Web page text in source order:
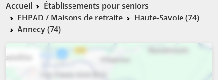
Accueil
Établissements pour seniors
EHPAD / Maisons de retraite
Haute-Savoie (74)
Annecy (74)